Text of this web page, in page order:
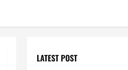
LATEST POST